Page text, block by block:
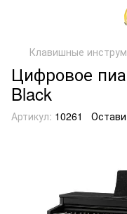
Клавишные
Цифровое
Black
Артикул: 10261